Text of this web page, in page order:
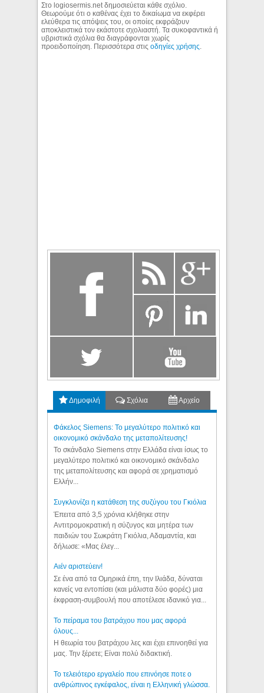
Στο logiosermis.net δημοσιεύεται κάθε σχόλιο.
Θεωρούμε ότι ο καθένας έχει το δικαίωμα να εκφέρει
ελεύθερα τις απόψεις του, οι οποίες εκφράζουν
αποκλειστικά τον εκάστοτε σχολιαστή. Τα συκοφαντικά ή
υβριστικά σχόλια θα διαγράφονται χωρίς
προειδοποίηση. Περισσότερα στιςοδηγίες χρήσης
Δημοφιλή Σχόλια Αρχείο
Φάκελος Siemens: Το μεγαλύτερο πολιτικό και
οικονομικό σκάνδαλο της μεταπολίτευσης!
Το σκάνδαλο Siemens στην Ελλάδα είναι ίσως το
μεγαλύτερο πολιτικό και οικονομικό σκάνδαλο
της μεταπολίτευσης και αφορά σε χρηματισμό
Ελλήν...
Συγκλονίζει η κατάθεση της συζύγου του Γκιόλια
Έπειτα από 3,5 χρόνια κλήθηκε στην
Αντιτρομοκρατική η σύζυγος και μητέρα των
παιδιών του Σωκράτη Γκιόλια, Αδαμαντία, και
δήλωσε: «Μας έλεγ...
Aιέν αριστεύειν!
Σε ένα από τα Ομηρικά έπη, την Ιλιάδα, δύναται
κανείς να εντοπίσει (και μάλιστα δύο φορές) μια
έκφραση-συμβουλή που αποτέλεσε ιδανικό για...
Το πείραμα του βατράχου που μας αφορά
όλους...
Η θεωρία του βατράχου λες και έχει επινοηθεί για
μας. Την ξέρετε; Είναι πολύ διδακτική.
Το τελειότερο εργαλείο που επινόησε ποτε ο
ανθρώπινος εγκέφαλος, είναι η Ελληνική γλώσσα.